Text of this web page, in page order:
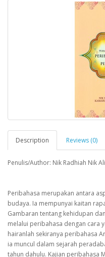
Description Reviews (0)
Penulis/Author: Nik Radhiah Nik
Peribahasa merupakan antara
budaya. Ia mempunyai kaitan
Gambaran tentang kehidupan
melalui peribahasa dengan cara
hairanlah sekiranya peribahasa
ia muncul dalam sejarah
tahun dahulu. Kajian peribahasa